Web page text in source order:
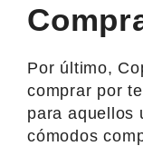
Por último,
comprar por
para aquellos
cómodos